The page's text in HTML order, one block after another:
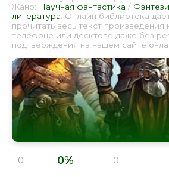
Жанр: Научная фантастика / Фэнтези
литература . Онлайн библиотека
прочитать весь текст
телефоне или десктопе даже без
подтверждения на нашем сайте
0 0% 0